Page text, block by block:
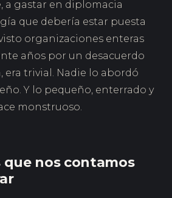
a gastar en diplomacia
que debería estar puesta
organizaciones enteras
años por un desacuerdo
era trivial. Nadie lo abordó
Y lo pequeño, enterrado y
monstruoso.
que nos contamos